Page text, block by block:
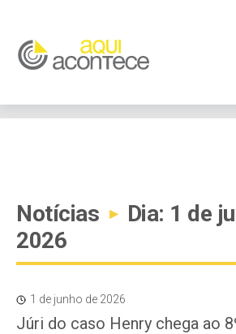
googleb82de9a22cec23e8.html
Notícias ▸
Dia: 1 de
2026
1 de junho de 2026
Júri do caso Henry chega ao